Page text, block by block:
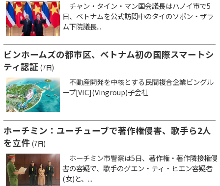
チャン・タイン・マン国会議長はハノイ市で5
日、ベトナムを公式訪問中のタイのソポン・ザラ
ム下院議長...
ビンホームズの都市区、ベトナム初の国際スマートシ
ティ認証 (7日)
不動産開発を中核とする民間複合企業ビングル
ープ[VIC](Vingroup)子会社
ホーチミン：ユーチューブで著作権侵害、歌手ら2人
を立件 (7日)
ホーチミン市警察は5日、著作権・著作隣接権侵
害の容疑で、歌手のグエン・ティ・ヒエン容疑者
(女)と、...